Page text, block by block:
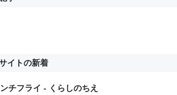
イトの新着
チフライ - くらしのちえ